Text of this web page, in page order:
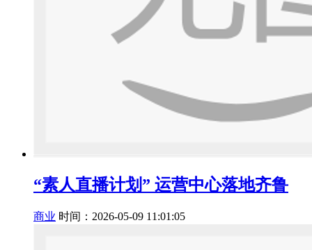
“素人直播计划” 运营中心落地齐鲁
商业 时间：2026-05-09 11:01:05